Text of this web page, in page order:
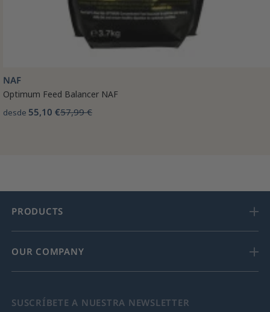
NAF
Optimum Feed Balancer NAF
desde 55,10 €57,99 €
PRODUCTS
OUR COMPANY
SUSCRÍBETE A NUESTRA NEWSLETTER